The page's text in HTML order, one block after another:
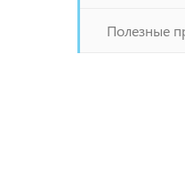
Полезные